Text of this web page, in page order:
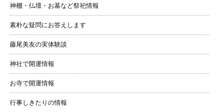
神棚・仏壇・お墓など祭祀情報
素朴な疑問にお答えします
藤尾美友の実体験談
神社で開運情報
お寺で開運情報
行事しきたりの情報